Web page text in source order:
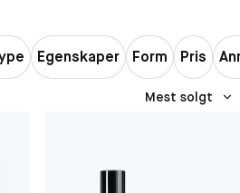
Egenskaper Form Pris
Mest solgt